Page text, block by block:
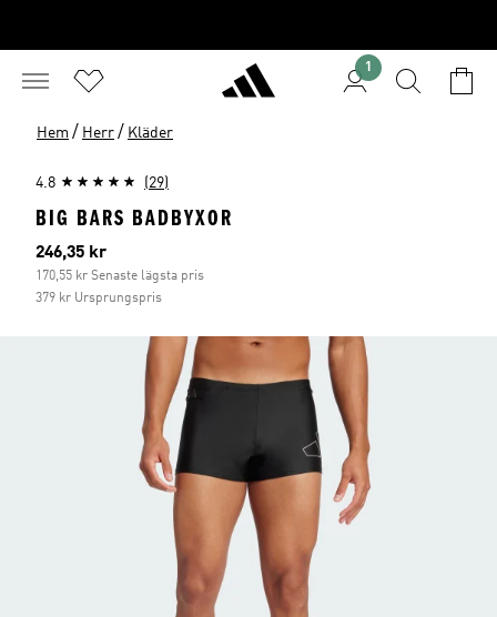
1
Hem / Herr / Kläder
4.8 (29)
BIG BARS BADBYXOR
Aktuellt pris
246,35 kr
170,55 kr Senaste lägsta pris
379 kr Ursprungspris